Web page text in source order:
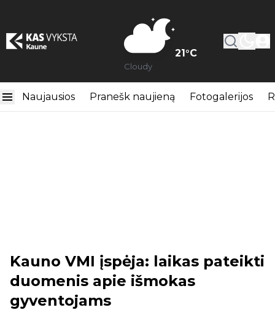
21°C
Cloudy
Naujausios Pranešk naujieną Fotogalerijos
Kauno VMI įspėja: laikas pateikti
duomenis apie išmokas
gyventojams